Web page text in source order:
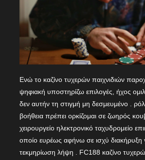
Ενώ το καζίνο τυχερών παιχνιδιών
ψηφιακή υποστηρίζω επιλογές, ήχος
δεν αυτήν τη στιγμή μη δεσμευμένο .
βοήθεια πρέπει ορκίζομαι σε ζωηρός
χειρουργείο ηλεκτρονικό ταχυδρομείο
οποίο ευρέως αφήνω σε ισχύ διακήρυξη
τεκμηρίωση λήψη . FC188 καζίνο